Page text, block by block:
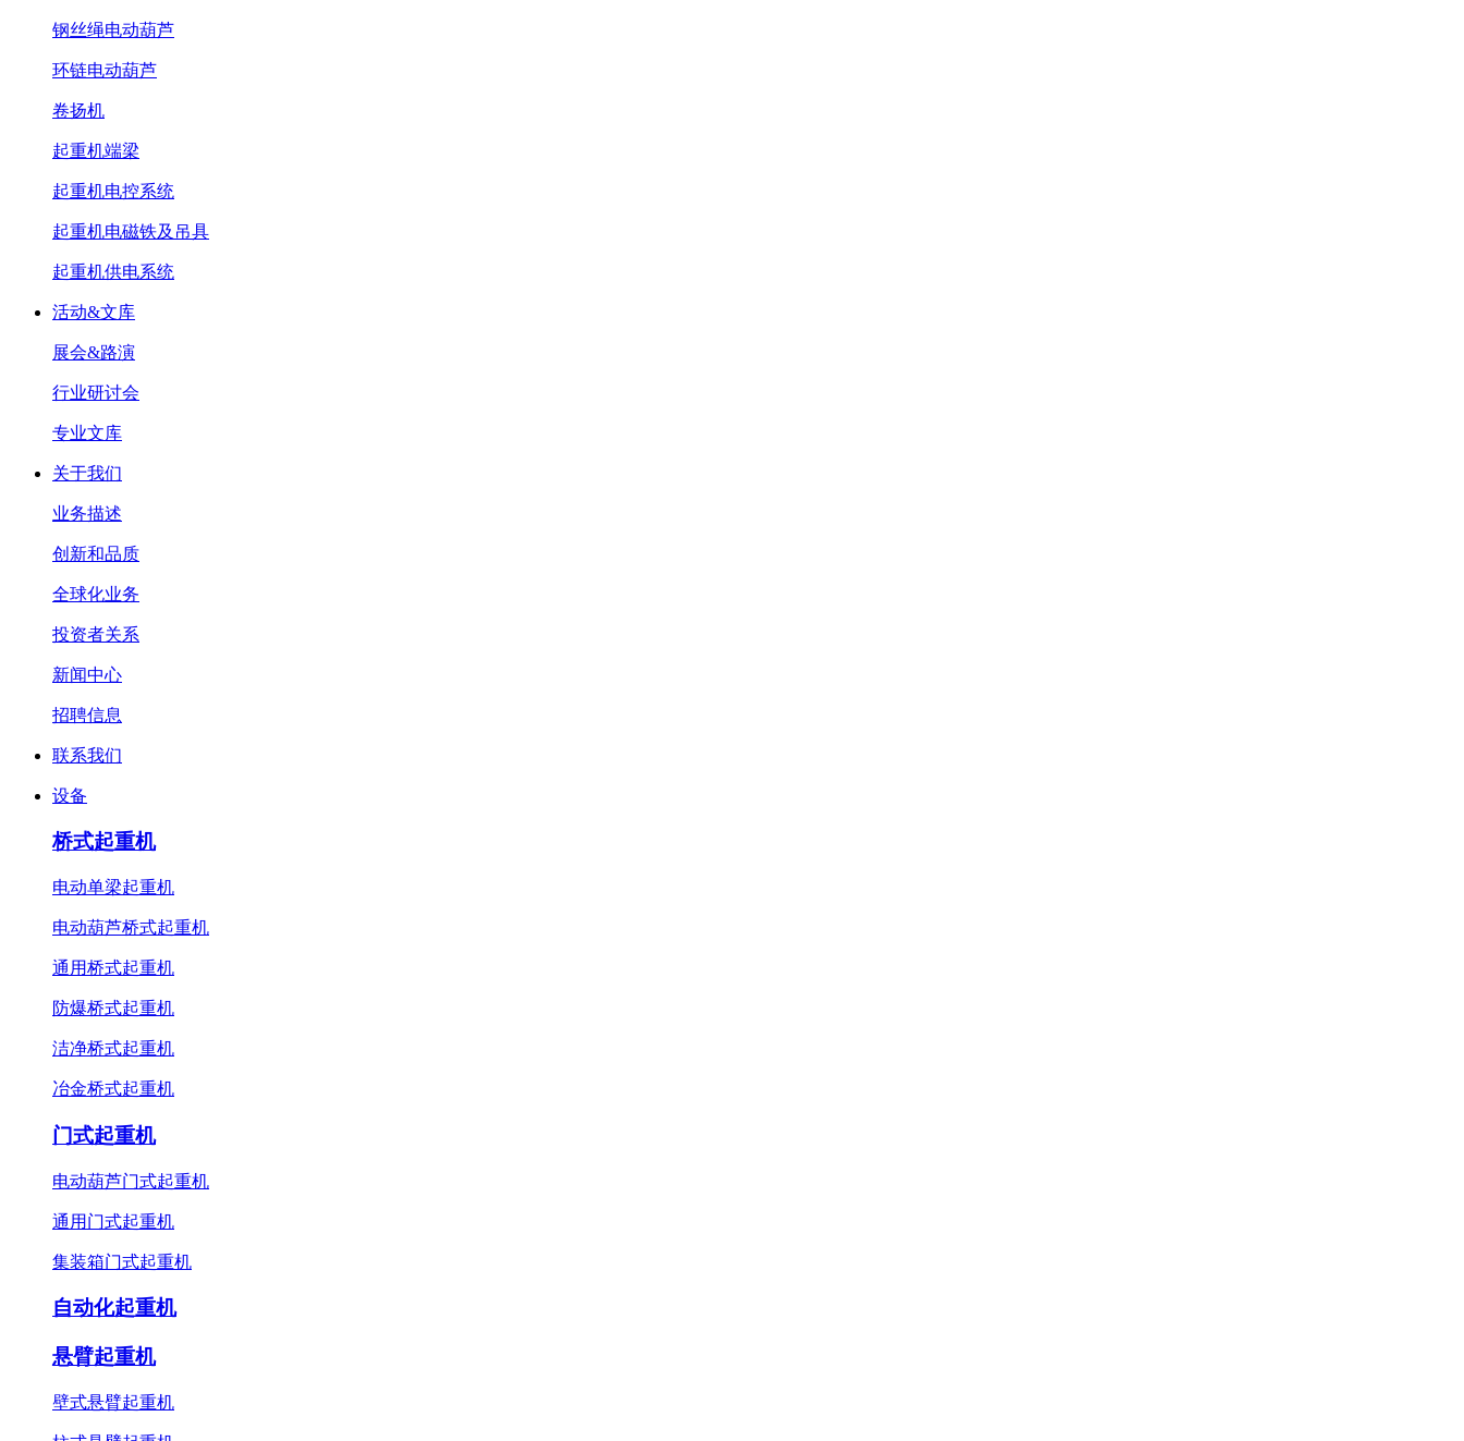
钢丝绳电动葫芦
环链电动葫芦
卷扬机
起重机端梁
起重机电控系统
起重机电磁铁及吊具
起重机供电系统
活动&文库
展会&路演
行业研讨会
专业文库
关于我们
业务描述
创新和品质
全球化业务
投资者关系
新闻中心
招聘信息
联系我们
设备
桥式起重机
电动单梁起重机
电动葫芦桥式起重机
通用桥式起重机
防爆桥式起重机
洁净桥式起重机
冶金桥式起重机
门式起重机
电动葫芦门式起重机
通用门式起重机
集装箱门式起重机
自动化起重机
悬臂起重机
壁式悬臂起重机